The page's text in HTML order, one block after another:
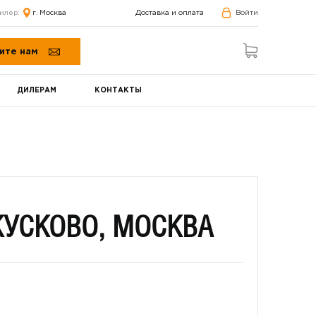
г. Москва Доставка и оплата Войти
нам
ДИЛЕРАМ КОНТАКТЫ
МОСКВА